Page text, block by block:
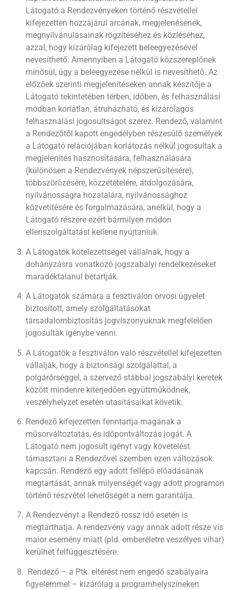
Látogató a Rendezvényeken történő részvétellel
kifejezetten hozzájárul arcának, megjelenésének,
megnyilvánulásainak rögzítéséhez és közléséhez,
azzal, hogy kizárólag kifejezett beleegyezésével
nevesíthető. Amennyiben a Látogató közszereplőnek
minősül, úgy a beleegyezése nélkül is nevesíthető. Az
előzőek szerinti megjelenítéseken annak készítője a
Látogató tekintetében térben, időben, és felhasználási
módban korlátlan, átruházható, és kizárólagos
felhasználási jogosultságot szerez. Rendező, valamint
a Rendezőtől kapott engedélyben részesülő személyek
a Látogató relációjában korlátozás nélkül jogosultak a
megjelenítés hasznosítására, felhasználására
(különösen a Rendezvények népszerűsítésére),
többszörözésére, közzétételére, átdolgozására,
nyilvánosságra hozatalára, nyilvánossághoz
közvetítésére és forgalmazására, anélkül, hogy a
Látogató részére ezért bármilyen módon
ellenszolgáltatást kellene nyújtaniuk.
A Látogatók kötelezettséget vállalnak, hogy a
dohányzásra vonatkozó jogszabályi rendelkezéseket
maradéktalanul betartják.
A Látogatók számára a fesztiválon orvosi ügyelet
biztosított, amely szolgáltatásokat
társadalombiztosítás jogviszonyuknak megfelelően
jogosultak igénybe venni.
A Látogatók a fesztiválon való részvétellel kifejezetten
vállalják, hogy a biztonsági szolgálattal, a
polgárőrséggel, a szervező stábbal jogszabályi keretek
között mindenre kiterjedően együttműködnek,
veszélyhelyzet esetén utasításaikat követik.
Rendező kifejezetten fenntartja magának a
műsorváltoztatás, és időpontváltozás jogát. A
Látogató nem jogosult igényt vagy követelést
támasztani a Rendezővel szemben ezen változások
kapcsán. Rendező egy adott fellépő előadásának
megtartását, annak milyenségét vagy adott programon
történő részvétel lehetőségét a nem garantálja.
A Rendezvényt a Rendező rossz idő esetén is
megtarthatja. A rendezvény vagy annak adott része vis
maior esemény miatt (pld. emberéletre veszélyes vihar)
kerülhet felfüggesztésére.
Rendező – a Ptk. eltérést nem engedő szabályaira
figyelemmel – kizárólag a programhelyszíneken